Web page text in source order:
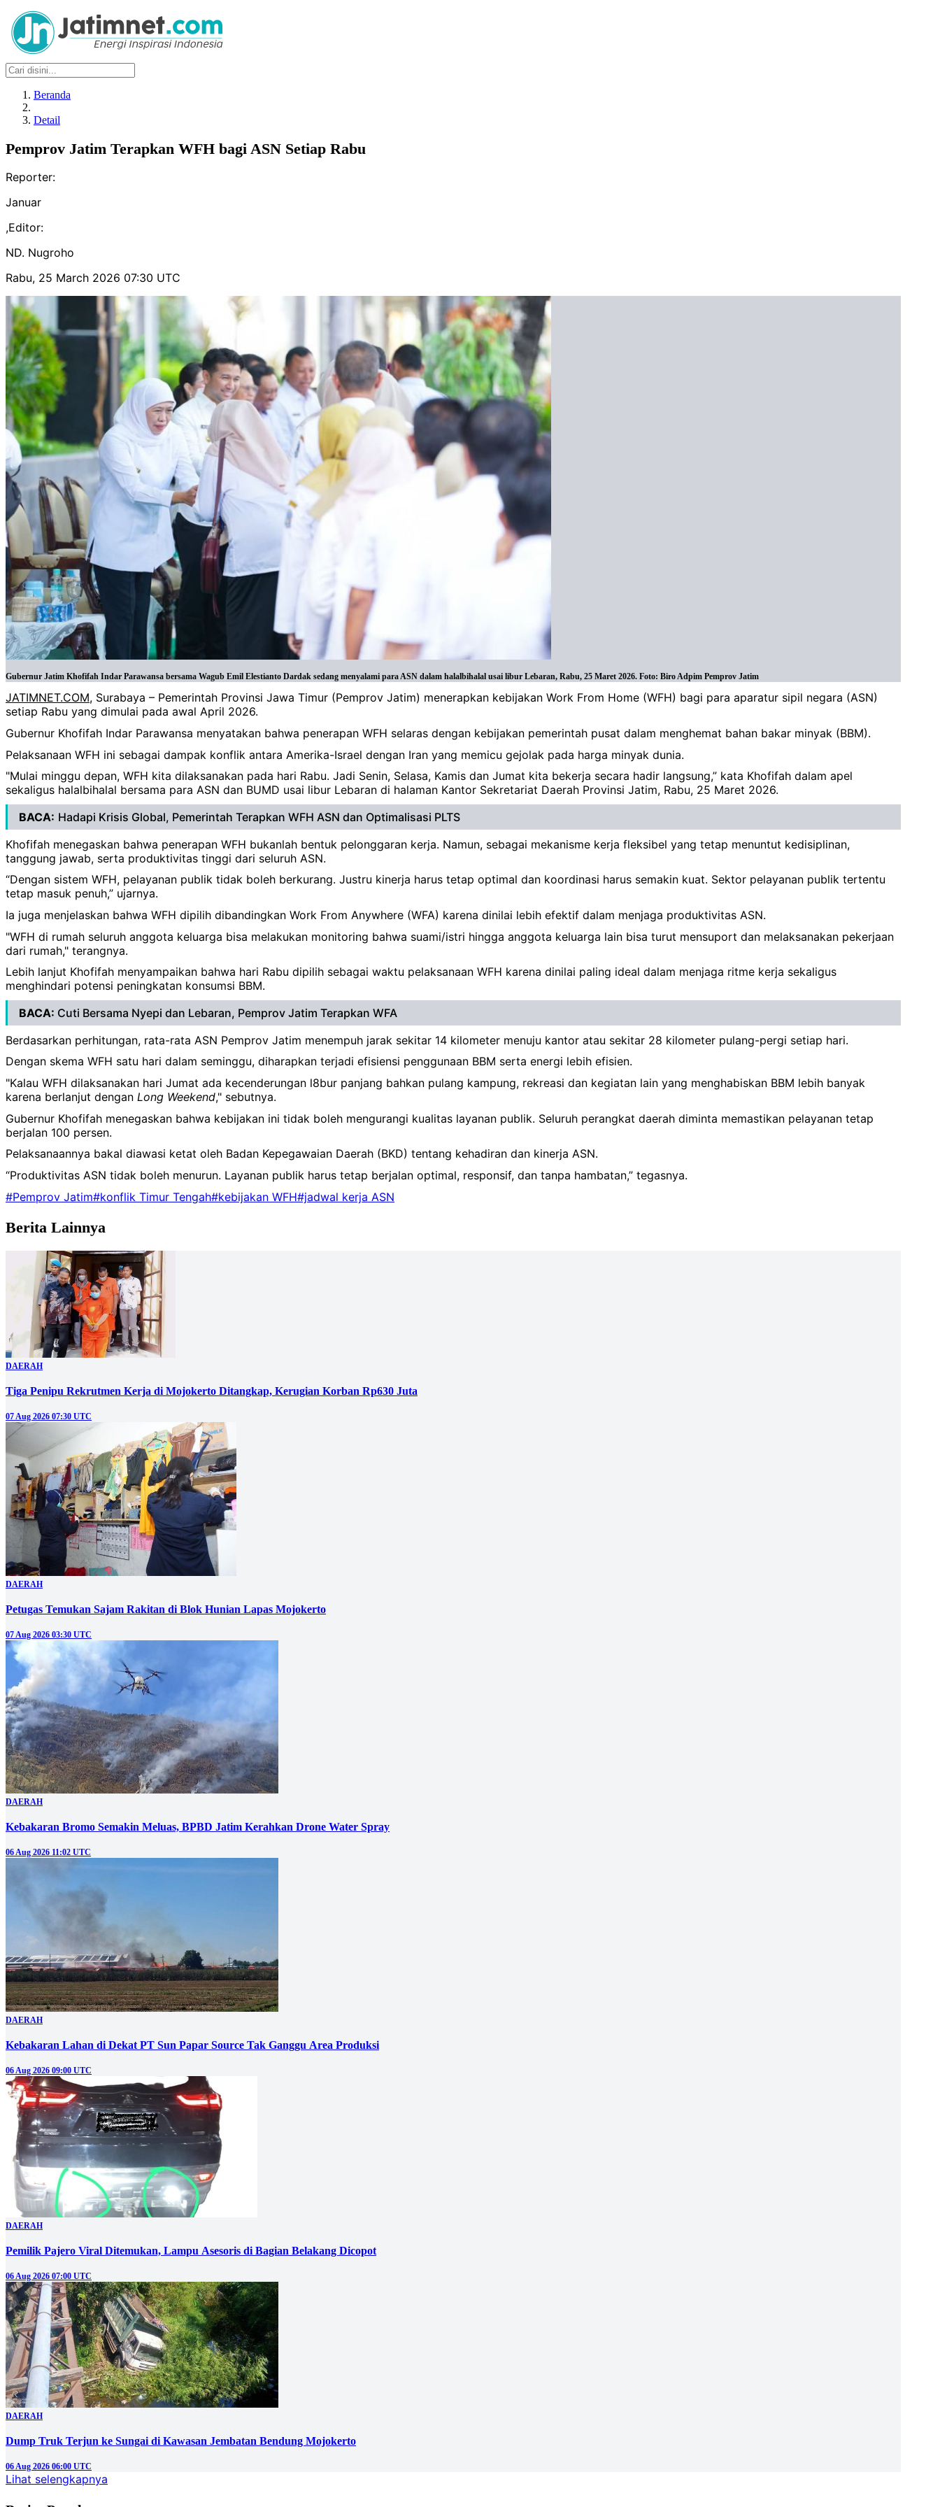
Beranda
Detail
Pemprov Jatim Terapkan WFH bagi ASN Setiap Rabu
Reporter:
Januar
,Editor:
ND. Nugroho
Rabu, 25 March 2026 07:30 UTC
Gubernur Jatim Khofifah Indar Parawansa bersama Wagub Emil Elestianto Dardak sedang menyalami para ASN dalam halalbihalal usai libur Lebaran, Rabu, 25 Maret 2026. Foto: Biro Adpim Pemprov Jatim
JATIMNET.COM, Surabaya – Pemerintah Provinsi Jawa Timur (Pemprov Jatim) menerapkan kebijakan Work From Home (WFH) bagi para aparatur sipil negara (ASN)
setiap Rabu yang dimulai pada awal April 2026.
Gubernur Khofifah Indar Parawansa menyatakan bahwa penerapan WFH selaras dengan kebijakan pemerintah pusat dalam menghemat bahan bakar minyak (BBM).
Pelaksanaan WFH ini sebagai dampak konflik antara Amerika-Israel dengan Iran yang memicu gejolak pada harga minyak dunia.
"Mulai minggu depan, WFH kita dilaksanakan pada hari Rabu. Jadi Senin, Selasa, Kamis dan Jumat kita bekerja secara hadir langsung,” kata Khofifah dalam apel
sekaligus halalbihalal bersama para ASN dan BUMD usai libur Lebaran di halaman Kantor Sekretariat Daerah Provinsi Jatim, Rabu, 25 Maret 2026.
BACA: Hadapi Krisis Global, Pemerintah Terapkan WFH ASN dan Optimalisasi PLTS
Khofifah menegaskan bahwa penerapan WFH bukanlah bentuk pelonggaran kerja. Namun, sebagai mekanisme kerja fleksibel yang tetap menuntut kedisiplinan,
tanggung jawab, serta produktivitas tinggi dari seluruh ASN.
“Dengan sistem WFH, pelayanan publik tidak boleh berkurang. Justru kinerja harus tetap optimal dan koordinasi harus semakin kuat. Sektor pelayanan publik tertentu
tetap masuk penuh,” ujarnya.
Ia juga menjelaskan bahwa WFH dipilih dibandingkan Work From Anywhere (WFA) karena dinilai lebih efektif dalam menjaga produktivitas ASN.
"WFH di rumah seluruh anggota keluarga bisa melakukan monitoring bahwa suami/istri hingga anggota keluarga lain bisa turut mensuport dan melaksanakan pekerjaan
dari rumah," terangnya.
Lebih lanjut Khofifah menyampaikan bahwa hari Rabu dipilih sebagai waktu pelaksanaan WFH karena dinilai paling ideal dalam menjaga ritme kerja sekaligus
menghindari potensi peningkatan konsumsi BBM.
BACA: Cuti Bersama Nyepi dan Lebaran, Pemprov Jatim Terapkan WFA
Berdasarkan perhitungan, rata-rata ASN Pemprov Jatim menempuh jarak sekitar 14 kilometer menuju kantor atau sekitar 28 kilometer pulang-pergi setiap hari.
Dengan skema WFH satu hari dalam seminggu, diharapkan terjadi efisiensi penggunaan BBM serta energi lebih efisien.
"Kalau WFH dilaksanakan hari Jumat ada kecenderungan l8bur panjang bahkan pulang kampung, rekreasi dan kegiatan lain yang menghabiskan BBM lebih banyak
karena berlanjut dengan Long Weekend," sebutnya.
Gubernur Khofifah menegaskan bahwa kebijakan ini tidak boleh mengurangi kualitas layanan publik. Seluruh perangkat daerah diminta memastikan pelayanan tetap
berjalan 100 persen.
Pelaksanaannya bakal diawasi ketat oleh Badan Kepegawaian Daerah (BKD) tentang kehadiran dan kinerja ASN.
“Produktivitas ASN tidak boleh menurun. Layanan publik harus tetap berjalan optimal, responsif, dan tanpa hambatan,” tegasnya.
#Pemprov Jatim#konflik Timur Tengah#kebijakan WFH#jadwal kerja ASN
Berita Lainnya
DAERAH
Tiga Penipu Rekrutmen Kerja di Mojokerto Ditangkap, Kerugian Korban Rp630 Juta
07 Aug 2026 07:30 UTC
DAERAH
Petugas Temukan Sajam Rakitan di Blok Hunian Lapas Mojokerto
07 Aug 2026 03:30 UTC
DAERAH
Kebakaran Bromo Semakin Meluas, BPBD Jatim Kerahkan Drone Water Spray
06 Aug 2026 11:02 UTC
DAERAH
Kebakaran Lahan di Dekat PT Sun Papar Source Tak Ganggu Area Produksi
06 Aug 2026 09:00 UTC
DAERAH
Pemilik Pajero Viral Ditemukan, Lampu Asesoris di Bagian Belakang Dicopot
06 Aug 2026 07:00 UTC
DAERAH
Dump Truk Terjun ke Sungai di Kawasan Jembatan Bendung Mojokerto
06 Aug 2026 06:00 UTC
Lihat selengkapnya